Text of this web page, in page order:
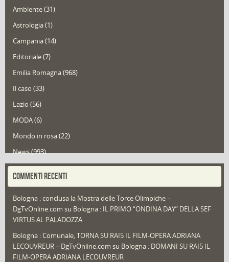
Ambiente(31)
Astrologia(1)
Campania(14)
Editoriale(7)
Emilia Romagna(968)
Il caso (33)
Lazio (56)
MODA(6)
Mondo in rosa(22)
News(993)
Portfolio(1)
Redazioni(1.049)
Speciali (22)
Sport
That's Bologna Magazine(25)
COMMENTI RECENTI
Bologna : conclusa la Mostra delle Torce Olimpiche –
DgTvOnline.com su Bologna : IL PRIMO “ONDINA DAY” DELLA SEF
VIRTUS AL PALADOZZA
Bologna : Comunale, TORNA SU RAI5 IL FILM-OPERA ADRIANA
LECOUVREUR – DgTvOnline.com su Bologna : DOMANI SU RAI5 IL
FILM-OPERA ADRIANA LECOUVREUR